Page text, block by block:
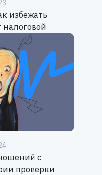
избежать
налоговой
с
проверки